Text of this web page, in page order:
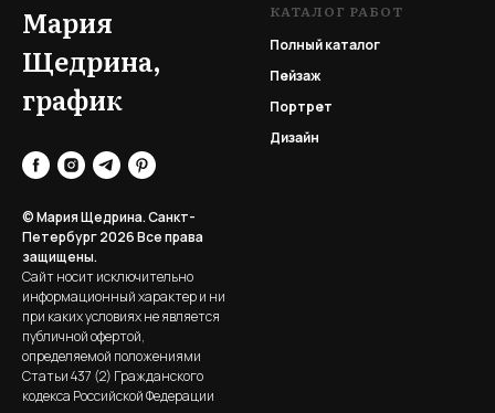
Мария
Щедрина,
график
© Мария Щедрина. Санкт-
Петербург 2026Все права
защищены.
Сайт носит исключительно
информационный характер и ни
при каких условиях не является
публичной офертой,
определяемой положениями
Статьи 437 (2) Гражданского
кодекса Российской Федерации
КАТАЛОГ РАБОТ
Полный каталог
Пейзаж
Портрет
Дизайн